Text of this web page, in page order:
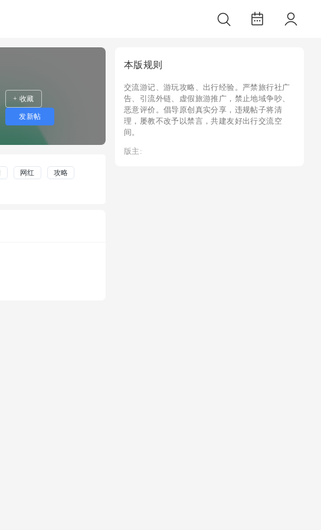
+ 收藏
发新帖
网红
攻略
本版规则
交流游记、游玩攻略、出行经验。严禁旅行社广
告、引流外链、虚假旅游推广，禁止地域争吵、
恶意评价。倡导原创真实分享，违规帖子将清
理，屡教不改予以禁言，共建友好出行交流空
间。
版主: